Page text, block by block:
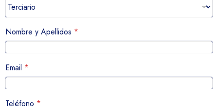
Nombre y Apellidos *
Email *
Teléfono *